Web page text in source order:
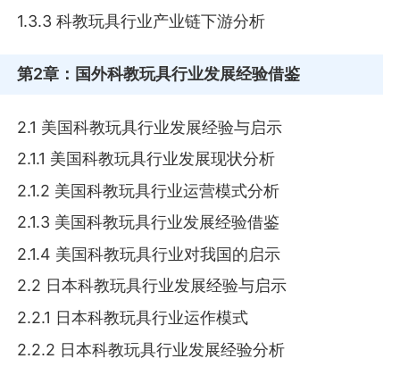
1.3.3 科教玩具行业产业链下游分析
第2章 ：国外科教玩具行业发展经验借鉴
2.1 美国科教玩具行业发展经验与启示
2.1.1 美国科教玩具行业发展现状分析
2.1.2 美国科教玩具行业运营模式分析
2.1.3 美国科教玩具行业发展经验借鉴
2.1.4 美国科教玩具行业对我国的启示
2.2 日本科教玩具行业发展经验与启示
2.2.1 日本科教玩具行业运作模式
2.2.2 日本科教玩具行业发展经验分析